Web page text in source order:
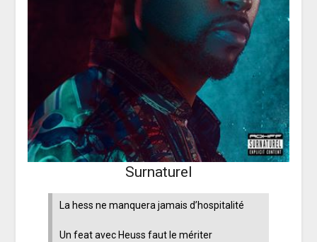
Surnaturel
La hess ne manquera jamais d’hospitalité
Un feat avec Heuss faut le mériter